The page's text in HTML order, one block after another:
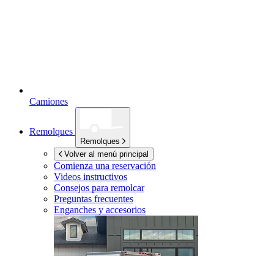
Camiones
Remolques
Remolques
Volver al menú principal
Comienza una reservación
Videos instructivos
Consejos para remolcar
Preguntas frecuentes
Enganches y accesorios